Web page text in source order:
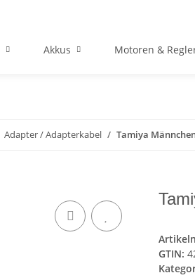
Akkus Motoren &
Adapter / Adapterkabel Tamiya
GTIN: